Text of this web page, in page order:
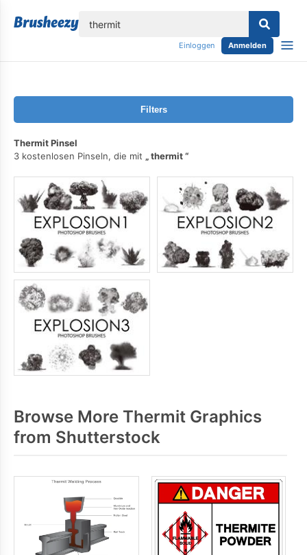
Einloggen Anmelden
Filters
Thermit Pinsel
3 kostenlosen Pinseln, die mit
thermit
Browse More Thermit Graphics
from Shutterstock